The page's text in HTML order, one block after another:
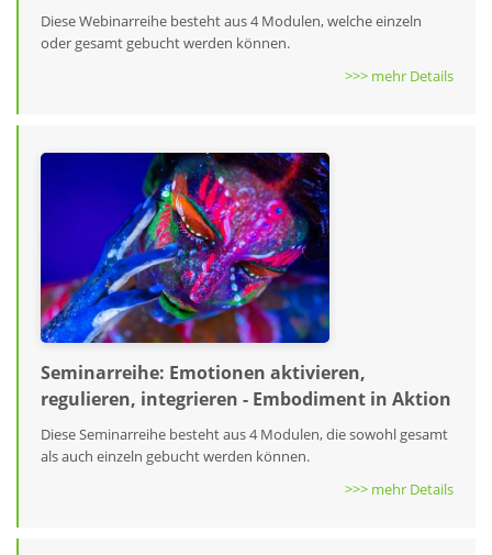
Diese Webinarreihe besteht aus 4 Modulen, welche einzeln
oder gesamt gebucht werden können.
>>> mehr Details
Seminarreihe: Emotionen aktivieren,
regulieren, integrieren - Embodiment in Aktion
Diese Seminarreihe besteht aus 4 Modulen, die sowohl gesamt
als auch einzeln gebucht werden können.
>>> mehr Details